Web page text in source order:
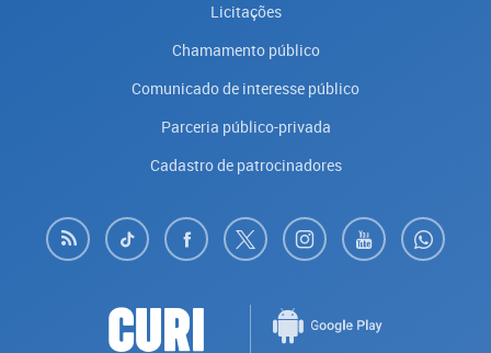
Licitações
Chamamento público
Comunicado de interesse público
Parceria público-privada
Cadastro de patrocinadores